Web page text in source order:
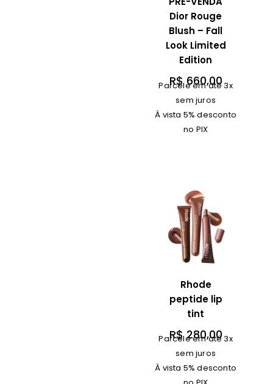
Dior Rouge
Blush – Fall
Look Limited
Edition
R$660,00
Parcele em até 3x
sem juros
À vista 5% desconto
no PIX
Rhode
peptide lip
tint
R$280,00
Parcele em até 3x
sem juros
À vista 5% desconto